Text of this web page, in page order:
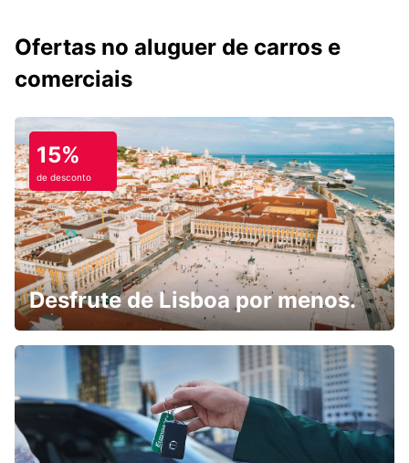
Ofertas no aluguer de carros e
comerciais
15%
de desconto
Desfrute de Lisboa por menos.